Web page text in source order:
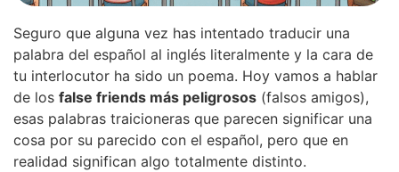
Seguro que alguna vez has intentado traducir una
palabra del español al inglés literalmente y la cara de
tu interlocutor ha sido un poema. Hoy vamos a hablar
de los false friends más peligrosos (falsos amigos),
esas palabras traicioneras que parecen significar una
cosa por su parecido con el español, pero que en
realidad significan algo totalmente distinto.